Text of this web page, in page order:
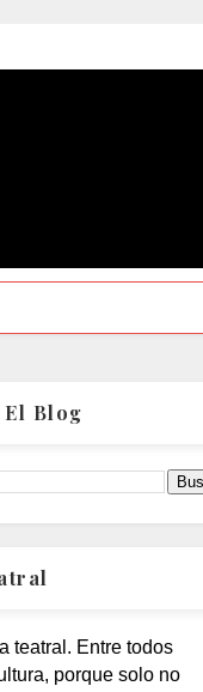
El Blog
teatral. Entre todos
porque solo no